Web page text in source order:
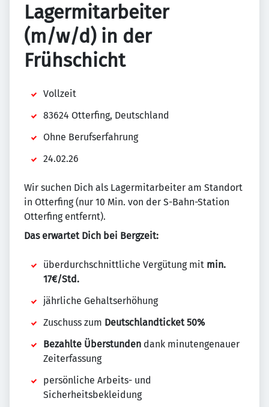
Lagermitarbeiter
(m/w/d) in der
Frühschicht
Vollzeit
83624 Otterfing, Deutschland
Ohne Berufserfahrung
24.02.26
Wir suchen Dich als Lagermitarbeiter am Standort
in Otterfing (nur 10 Min. von der S-Bahn-Station
Otterfing entfernt).
Das erwartet Dich bei Bergzeit:
überdurchschnittliche Vergütung mit min.
17€/Std.
jährliche Gehaltserhöhung
Zuschuss zum Deutschlandticket 50%
Bezahlte Überstunden dank minutengenauer
Zeiterfassung
persönliche Arbeits- und
Sicherheitsbekleidung